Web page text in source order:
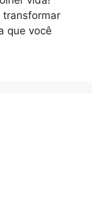
transformar
que você